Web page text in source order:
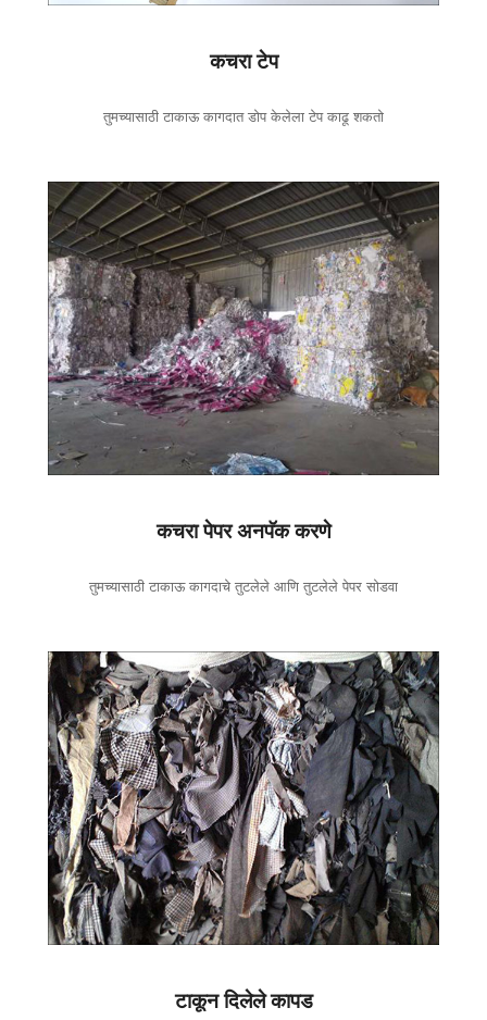
कचरा टेप
तुमच्यासाठी टाकाऊ कागदात डोप केलेला टेप काढू शकतो
कचरा पेपर अनपॅक करणे
तुमच्यासाठी टाकाऊ कागदाचे तुटलेले आणि तुटलेले पेपर सोडवा
टाकून दिलेले कापड